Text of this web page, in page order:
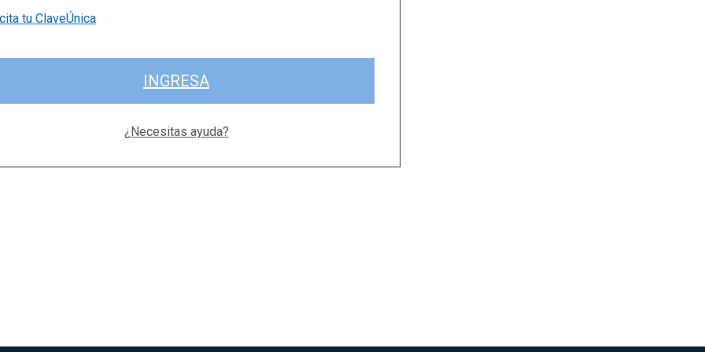
tu ClaveÚnica
INGRESA
¿Necesitas ayuda?